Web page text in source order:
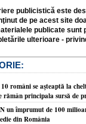
publicistică este
de pe acest site
publicate sunt
ulterioare -
români se aşteaptă la
rămân principala sursă de
un împrumut de 100
din România